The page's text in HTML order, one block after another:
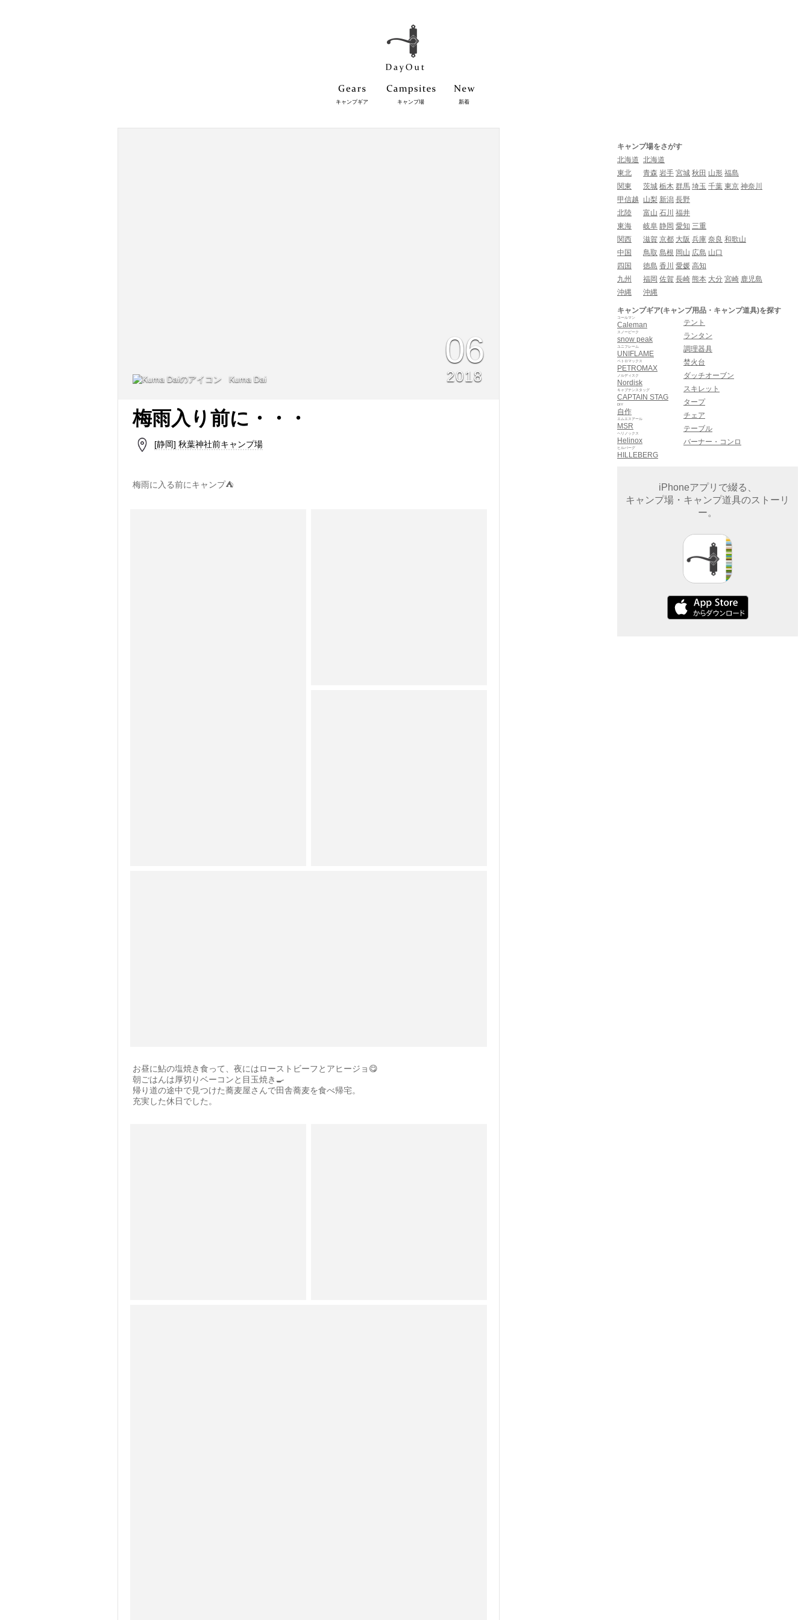
キャンプギア キャンプ場 新着
Kuma Dai
06
2018
梅雨入り前に・・・
[静岡] 秋葉神社前キャンプ場
梅雨に入る前にキャンプ⛺️
お昼に鮎の塩焼き食って、夜にはローストビーフとアヒージョ😋
朝ごはんは厚切りベーコンと目玉焼き🍳
帰り道の途中で見つけた蕎麦屋さんで田舎蕎麦を食べ帰宅。
充実した休日でした。
キャンプ場をさがす
北海道 北海道
東北
青森 岩手 宮城 秋田 山形 福島
関東
茨城 栃木 群馬 埼玉 千葉 東京 神奈川
甲信越
山梨 新潟 長野
北陸
富山 石川 福井
東海
岐阜 静岡 愛知 三重
関西
滋賀 京都 大阪 兵庫 奈良 和歌山
中国
鳥取 島根 岡山 広島 山口
四国
徳島 香川 愛媛 高知
九州
福岡 佐賀 長崎 熊本 大分 宮崎 鹿児島
沖縄
沖縄
キャンプギア(キャンプ用品・キャンプ道具)を探す
Caleman
コールマン
snow peak
スノーピーク
UNIFLAME
ユニフレーム
PETROMAX
ペトロマックス
Nordisk
ノルディスク
CAPTAIN STAG
キャプテンスタッグ
自作
DIY
MSR
エムエスアール
Helinox
ヘリノックス
HILLEBERG
ヒルバーグ
テント
ランタン
調理器具
焚火台
ダッチオーブン
スキレット
タープ
チェア
テーブル
バーナー・コンロ
iPhoneアプリで綴る、
キャンプ場・キャンプ道具のストーリ
ー。